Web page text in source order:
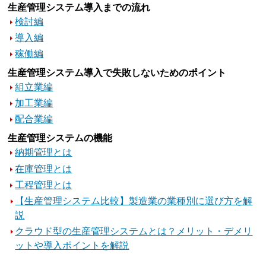
生産管理システム導入までの流れ
検討編
導入編
稼働編
生産管理システム導入で失敗しないためのポイント
組立業編
加工業編
配合業編
生産管理システムの機能
納期管理とは
在庫管理とは
工程管理とは
【生産管理システム比較】製造業の業種別に選び方を解
説
クラウド型の生産管理システムとは？メリット・デメリ
ットや導入ポイントを解説